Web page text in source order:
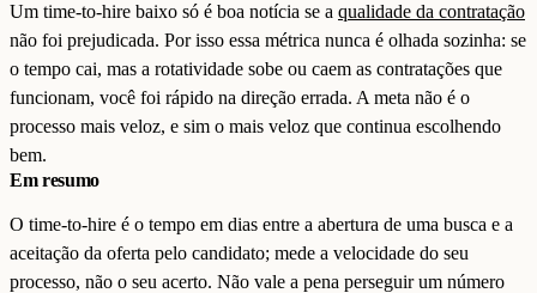
Um time-to-hire baixo só é boa notícia se a qualidade da contratação
não foi prejudicada. Por isso essa métrica nunca é olhada sozinha: se
o tempo cai, mas a rotatividade sobe ou caem as contratações que
funcionam, você foi rápido na direção errada. A meta não é o
processo mais veloz, e sim o mais veloz que continua escolhendo
bem.
Em resumo
O time-to-hire é o tempo em dias entre a abertura de uma busca e a
aceitação da oferta pelo candidato; mede a velocidade do seu
processo, não o seu acerto. Não vale a pena perseguir um número